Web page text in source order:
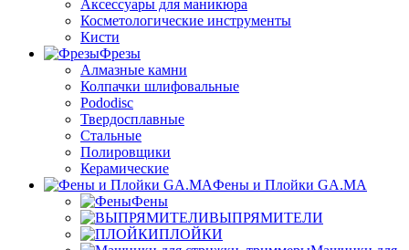
Аксессуары для маникюра
Косметологические инструменты
Кисти
Фрезы
Алмазные камни
Колпачки шлифовальные
Pododisc
Твердосплавные
Стальные
Полировщики
Керамические
Фены и Плойки GA.MA
Фены
ВЫПРЯМИТЕЛИ
ПЛОЙКИ